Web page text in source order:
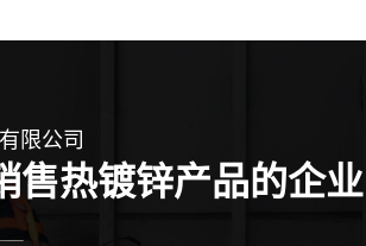
限公司
售热镀锌产品的企业